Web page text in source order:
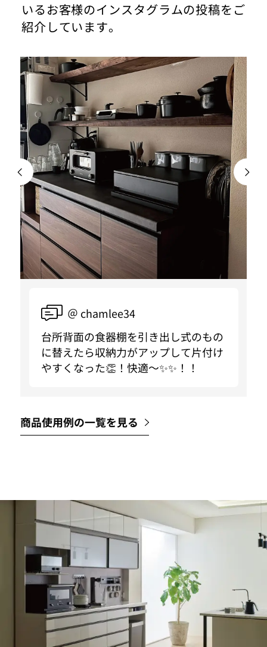
いるお客様のインスタグラムの投稿をご
紹介しています。
＠ chamlee34
台所背面の食器棚を引き出し式のもの
に替えたら収納力がアップして片付け
やすくなった👏！快適〜✨✨！！
商品使用例の一覧を見る